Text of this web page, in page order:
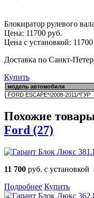
Блокиратор рулевого
Цена: 11700 руб.
Цена с установкой: 11700
Доставка по Санкт-
Купить
модель автомобиля
FORD ESCAPE*/2008-2011/*ГУР
Похожие
Ford (27)
11 700 руб. с установкой
Подробнее Купить